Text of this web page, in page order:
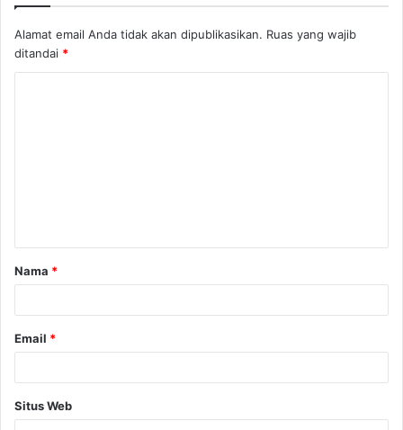
Alamat email Anda tidak akan dipublikasikan. Ruas yang wajib
ditandai *
a
r
Nama *
Email *
Situs Web